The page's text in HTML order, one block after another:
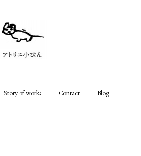
Story of works Contact Blog